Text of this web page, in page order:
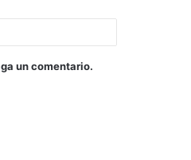
un comentario.